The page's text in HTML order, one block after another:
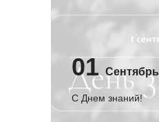
01 Сентябрь
C Днем знаний!